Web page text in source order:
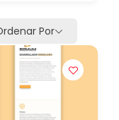
Por